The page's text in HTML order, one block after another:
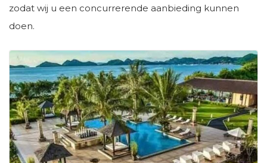
zodat wij u een concurrerende aanbieding kunnen
doen.